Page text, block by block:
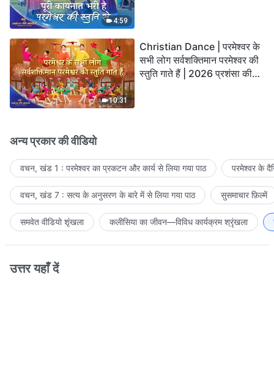
4:59
10:31
Christian Dance | परमेश्वर के
सभी लोग सर्वशक्तिमान परमेश्वर की
स्तुति गाते हैं | 2026 प्रशंसा की
अन्य प्रकार की वीडियो
वचन, खंड 1 : परमेश्वर का प्रकटन और कार्य से लिया गया पाठ परमेश्वर के
वचन, खंड 7 : सत्य के अनुसरण के बारे में से लिया गया पाठ सुसमाचार फ़िल्में
समवेत वीडियो शृंखला कलीसिया का जीवन—विविध कार्यक्रम श्रृंखला
उत्तर यहाँ दें